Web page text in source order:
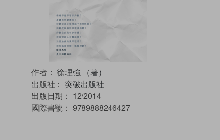
作者： 徐理強 （著）
出版社： 突破出版社
出版日期： 12/2014
國際書號： 9789888246427